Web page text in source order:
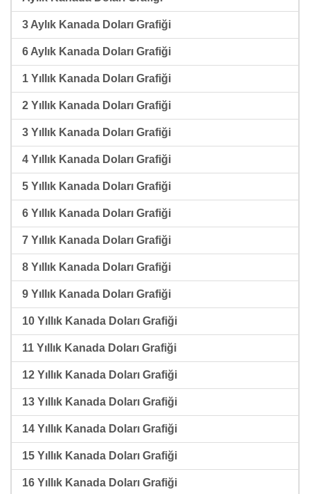
3 Aylık Kanada Doları Grafiği
6 Aylık Kanada Doları Grafiği
1 Yıllık Kanada Doları Grafiği
2 Yıllık Kanada Doları Grafiği
3 Yıllık Kanada Doları Grafiği
4 Yıllık Kanada Doları Grafiği
5 Yıllık Kanada Doları Grafiği
6 Yıllık Kanada Doları Grafiği
7 Yıllık Kanada Doları Grafiği
8 Yıllık Kanada Doları Grafiği
9 Yıllık Kanada Doları Grafiği
10 Yıllık Kanada Doları Grafiği
11 Yıllık Kanada Doları Grafiği
12 Yıllık Kanada Doları Grafiği
13 Yıllık Kanada Doları Grafiği
14 Yıllık Kanada Doları Grafiği
15 Yıllık Kanada Doları Grafiği
16 Yıllık Kanada Doları Grafiği